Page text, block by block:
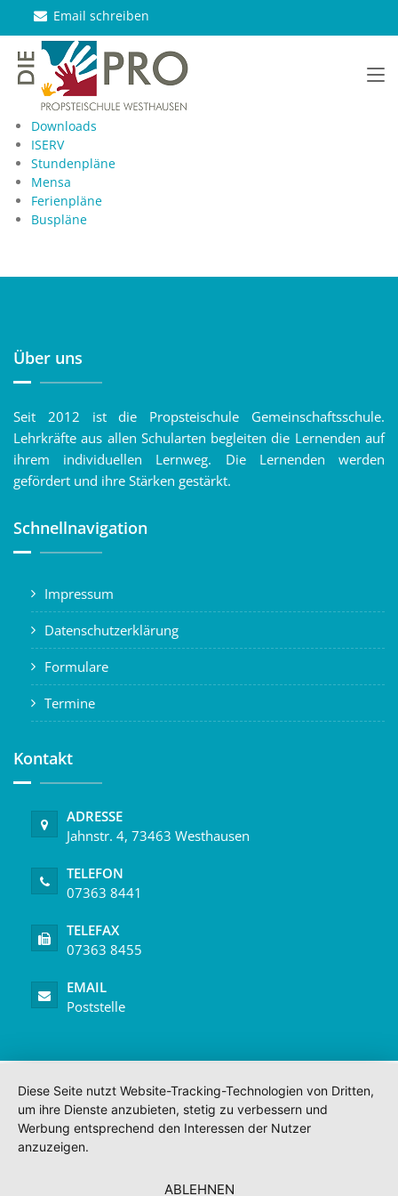
Email schreiben
Downloads
ISERV
Stundenpläne
Mensa
Ferienpläne
Buspläne
Über uns
Seit 2012 ist die Propsteischule Gemeinschaftsschule.
Lehrkräfte aus allen Schularten begleiten die Lernenden auf
ihrem individuellen Lernweg. Die Lernenden werden
gefördert und ihre Stärken gestärkt.
Schnellnavigation
Impressum
Datenschutzerklärung
Formulare
Termine
Kontakt
ADRESSE
Jahnstr. 4, 73463 Westhausen
TELEFON
07363 8441
TELEFAX
07363 8455
EMAIL
Poststelle
Diese Seite nutzt Website-Tracking-Technologien von Dritten,
um ihre Dienste anzubieten, stetig zu verbessern und
Werbung entsprechend den Interessen der Nutzer
anzuzeigen.
ABLEHNEN